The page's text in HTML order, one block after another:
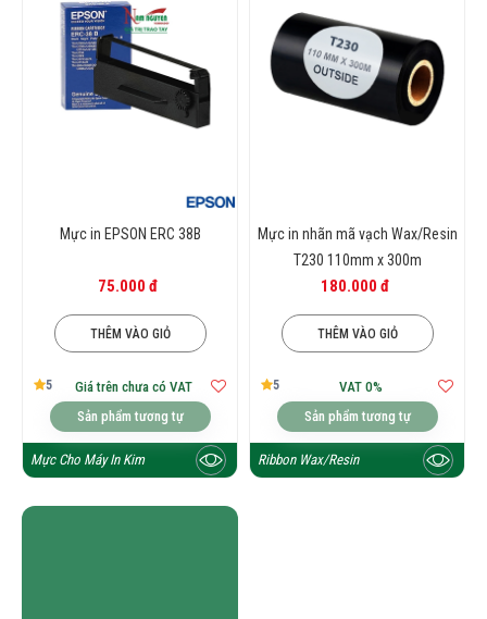
Mực in EPSON ERC 38B
75.000 đ
THÊM VÀO GIỎ
5
Giá trên chưa có VAT
Sản phẩm tương tự
Mực Cho Máy In Kim
Mực in nhãn mã vạch Wax/Resin
T230 110mm x 300m
180.000 đ
THÊM VÀO GIỎ
5
VAT 0%
Sản phẩm tương tự
Ribbon Wax/Resin